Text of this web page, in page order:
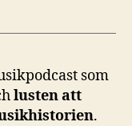
som
lusten att
.